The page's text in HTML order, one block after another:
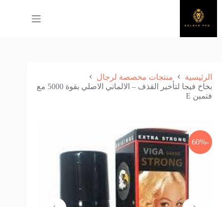
المحتوى
الرئيسية
منتجات مخصصة لرجال
بخاخ فيجا لتأخير القذف – الالماني الاصلي بقوة 5000 مع
فتمين E
-60%